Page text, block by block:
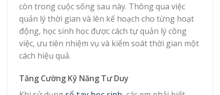
còn trong cuộc sống sau này. Thông qua việc
quản lý thời gian và lên kế hoạch cho từng hoạt
động, học sinh học được cách tự quản lý công
việc, ưu tiên nhiệm vụ và kiểm soát thời gian một
cách hiệu quả.
Tăng Cường Kỹ Năng Tư Duy